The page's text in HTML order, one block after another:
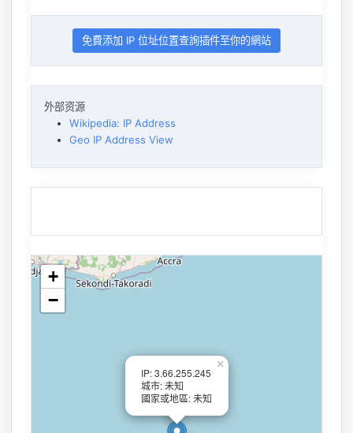
免費添加 IP 位址位置查詢插件至你的網站
外部资源
Wikipedia: IP Address
Geo IP Address View
IP: 3.66.255.245
城市: 未知
國家或地區: 未知
×
+
−